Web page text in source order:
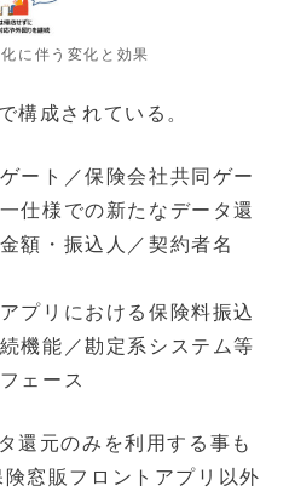
に伴う変化と効果
構成されている。
ート／保険会社共同ゲー
仕様での新たなデータ還
額・振込人／契約者名
プリにおける保険料振込
機能／勘定系システム等
ェース
還元のみを利用する事も
窓販フロントアプリ以外